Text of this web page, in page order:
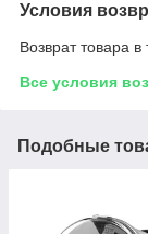
Условия
Возврат товара
Все условия
Подобные